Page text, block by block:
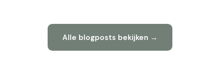
Alle blogposts bekijken →